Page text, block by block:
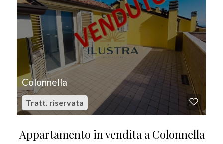
Colonnella
Tratt. riservata
Appartamento in vendita a Colonnella